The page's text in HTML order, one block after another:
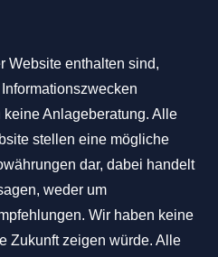
Website enthalten sind,
Anlageberatung. Alle
stellen eine mögliche
dar, dabei handelt
weder um
Wir haben keine
Zukunft zeigen würde. Alle